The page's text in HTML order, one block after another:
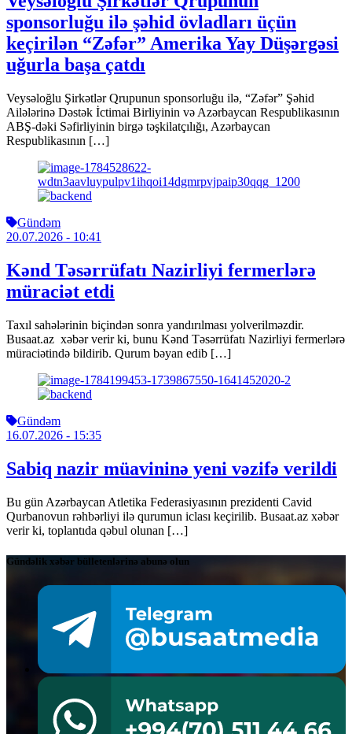
sponsorluğu ilə şəhid övladları üçün
keçirilən “Zəfər” Amerika Yay Düşərgəsi
uğurla başa çatdı
Veysəloğlu Şirkətlər Qrupunun sponsorluğu ilə, “Zəfər” Şəhid
Ailələrinə Dəstək İctimai Birliyinin və Azərbaycan Respublikasının
ABŞ-dəki Səfirliyinin birgə təşkilatçılığı, Azərbaycan
Respublikasının […]
Gündəm
20.07.2026 - 10:41
Kənd Təsərrüfatı Nazirliyi fermerlərə
müraciət etdi
Taxıl sahələrinin biçindən sonra yandırılması yolverilməzdir.
Busaat.az xəbər verir ki, bunu Kənd Təsərrüfatı Nazirliyi fermerlərə
müraciətində bildirib. Qurum bəyan edib […]
Gündəm
16.07.2026 - 15:35
Sabiq nazir müavininə yeni vəzifə verildi
Bu gün Azərbaycan Atletika Federasiyasının prezidenti Cavid
Qurbanovun rəhbərliyi ilə qurumun iclası keçirilib. Busaat.az xəbər
verir ki, toplantıda qəbul olunan […]
Gündəlik xəbər bülletenlərinə abunə olun